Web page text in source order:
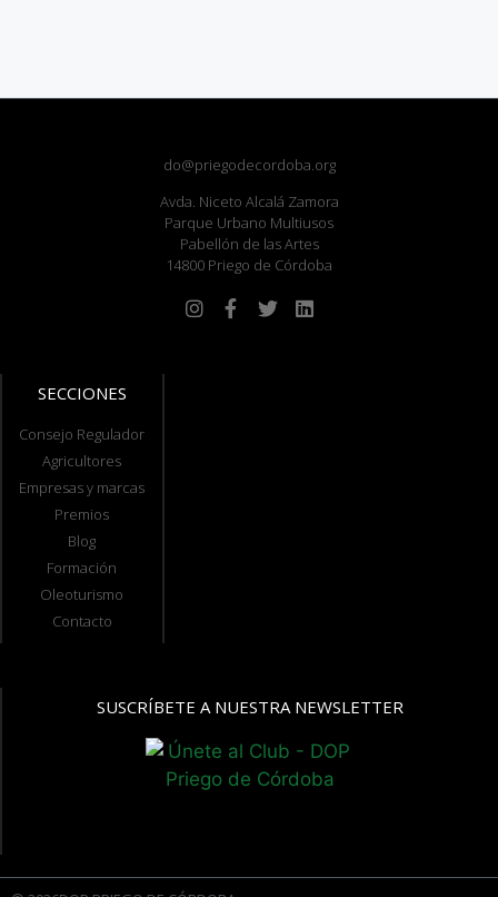
do@priegodecordoba.org
Avda. Niceto Alcalá Zamora
Parque Urbano Multiusos
Pabellón de las Artes
14800 Priego de Córdoba
SECCIONES
Consejo Regulador
Agricultores
Empresas y marcas
Premios
Blog
Formación
Oleoturismo
Contacto
SUSCRÍBETE A NUESTRA NEWSLETTER